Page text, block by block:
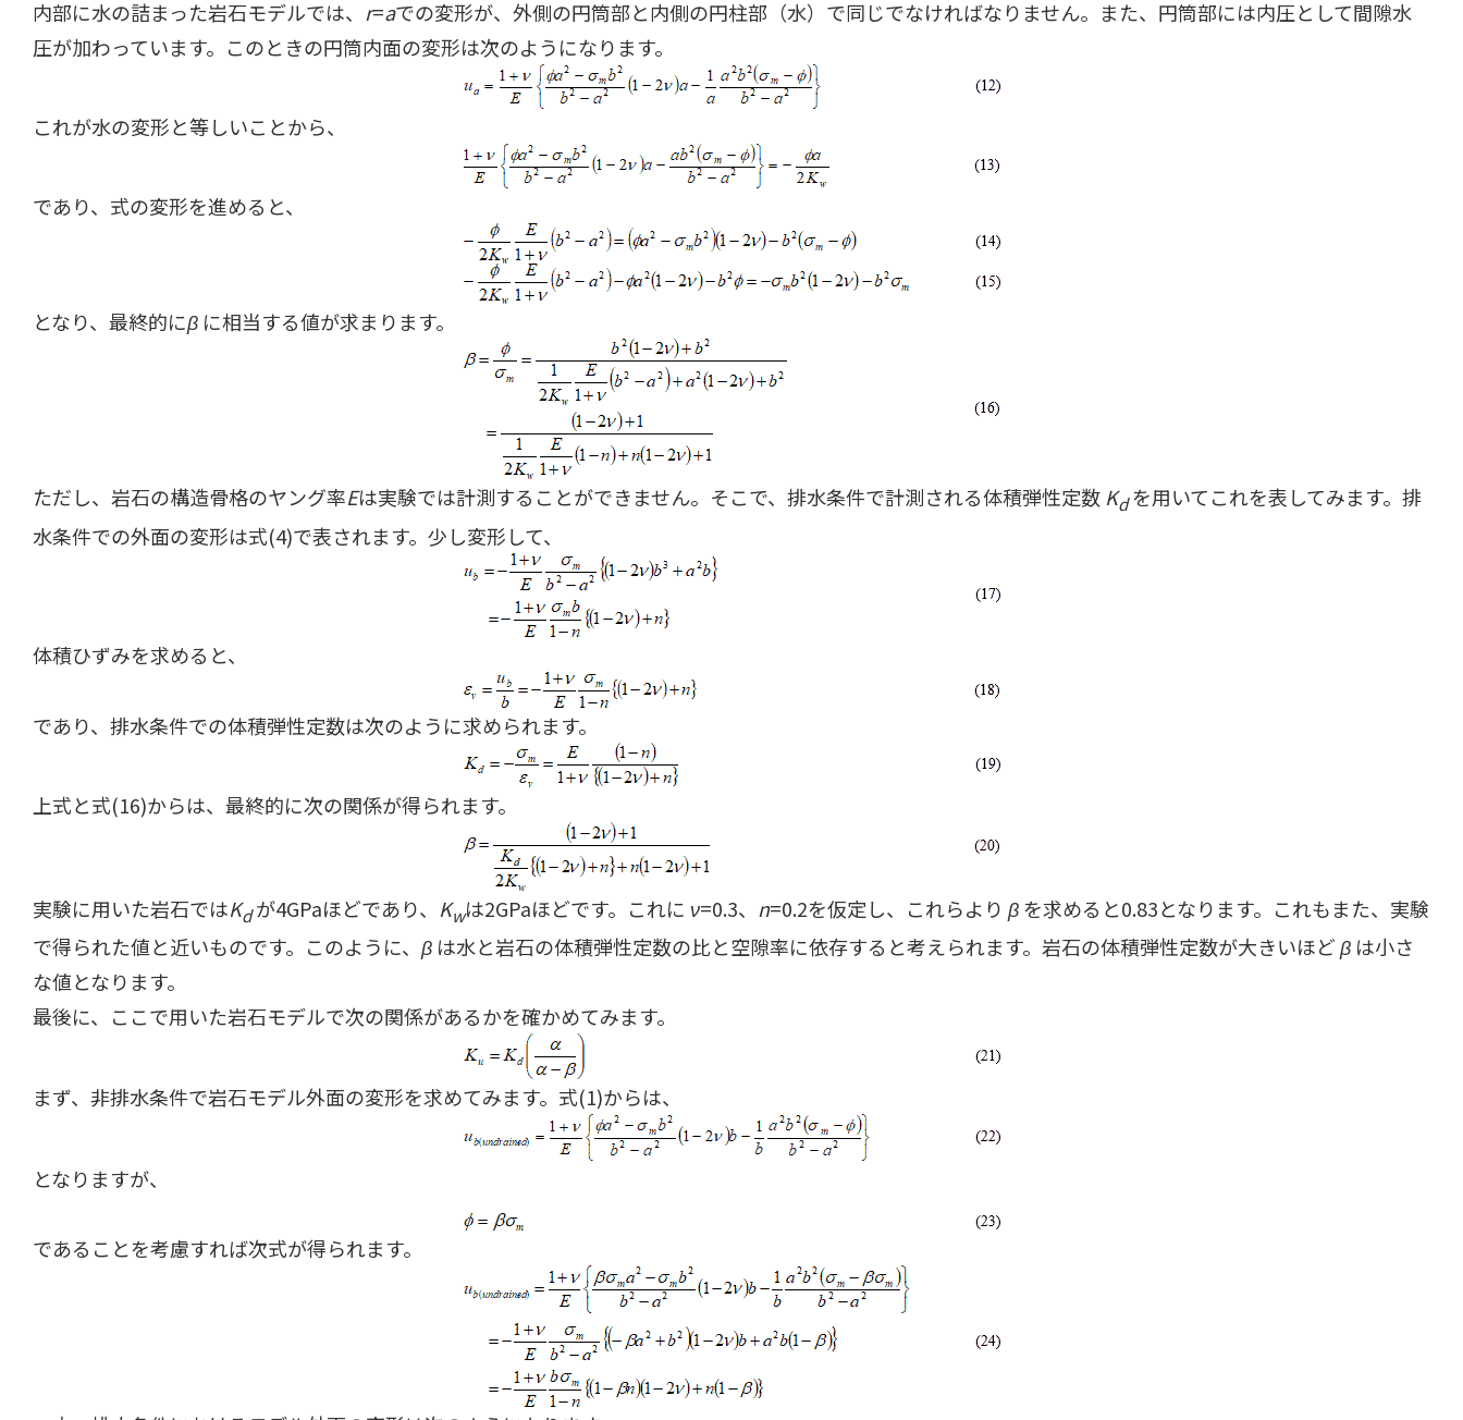
内部に水の詰まった岩石モデルでは、 r=aでの変形が、外側の円筒部と内側の円柱部（水）で同じでなければなりません。また、円筒部には内圧として間隙水
圧が加わっています。このときの円筒内面の変形は次のようになります。
これが水の変形と等しいことから、
であり、式の変形を進めると、
となり、最終的にβ に相当する値が求まります。
ただし、岩石の構造骨格のヤング率Eは実験では計測することができません。そこで、排水条件で計測される体積弾性定数 Kdを用いてこれを表してみます。排
水条件での外面の変形は式(4)で表されます。少し変形して、
体積ひずみを求めると、
であり、排水条件での体積弾性定数は次のように求められます。
上式と式(16)からは、最終的に次の関係が得られます。
実験に用いた岩石ではKdが4GPaほどであり、 Kwは2GPaほどです。これに ν=0.3、 n=0.2を仮定し、これらより βを求めると0.83となります。これもまた、実験
で得られた値と近いものです。このように、 β は水と岩石の体積弾性定数の比と空隙率に依存すると考えられます。岩石の体積弾性定数が大きいほどβ は小さ
な値となります。
最後に、ここで用いた岩石モデルで次の関係があるかを確かめてみます。
まず、非排水条件で岩石モデル外面の変形を求めてみます。式(1)からは、
となりますが、
であることを考慮すれば次式が得られます。